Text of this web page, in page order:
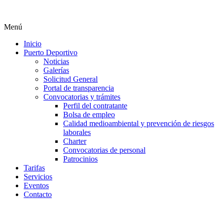
Menú
Inicio
Puerto Deportivo
Noticias
Galerías
Solicitud General
Portal de transparencia
Convocatorias y trámites
Perfil del contratante
Bolsa de empleo
Calidad medioambiental y prevención de riesgos
laborales
Charter
Convocatorias de personal
Patrocinios
Tarifas
Servicios
Eventos
Contacto